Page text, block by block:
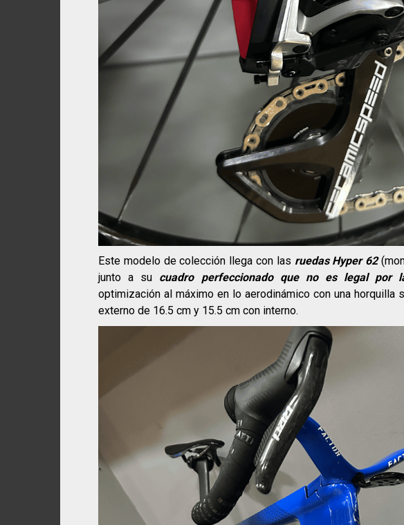
Este modelo de colección llega con las ruedas Hyper 62
junto a su cuadro perfeccionado que no es legal por
optimización al máximo en lo aerodinámico con una horquilla
externo de 16.5 cm y 15.5 cm con interno.